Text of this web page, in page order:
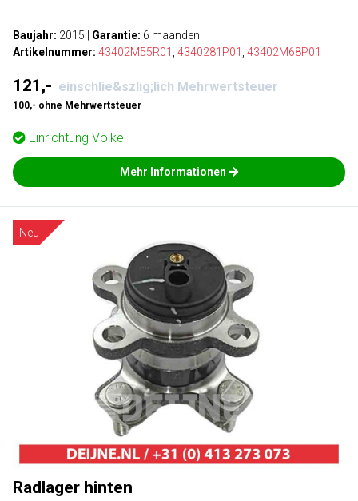
Baujahr: 2015 Garantie: 6 maanden
Artikelnummer: 43402M55R01 4340281P01 43402M68P01
121,- einschlie&szlig;lich Mehrwertsteuer
100,- ohne Mehrwertsteuer
Einrichtung Volkel
Mehr Informationen
Neu
Radlager hinten